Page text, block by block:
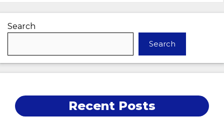
Search
Search
Recent Posts